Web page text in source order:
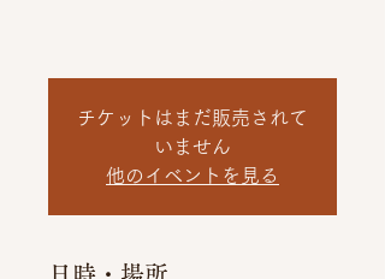
チケットはまだ販売されて
いません
他のイベントを見る
日時・場所